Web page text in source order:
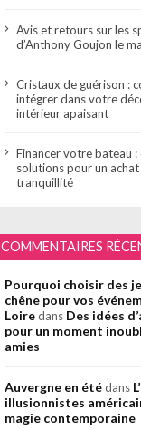
Avis et retours sur les
d’Anthony Goujon le
Cristaux de guérison :
intégrer dans votre
intérieur apaisant
Financer votre bateau :
solutions pour un
tranquillité
COMMENTAIRES
Pourquoi choisir des
chêne pour vos
Loiredans Des idées
pour un moment
amies
Auvergne en étédans
illusionnistes
magie contemporaine